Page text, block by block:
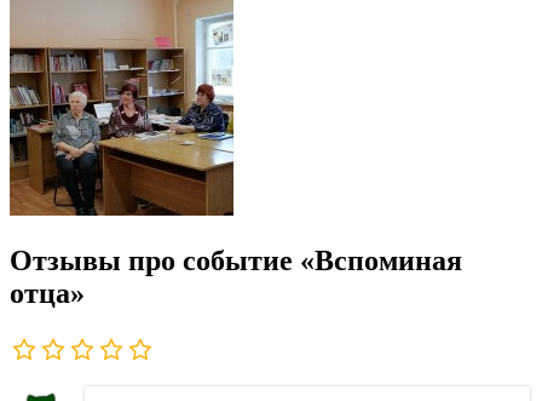
Отзывы про событие «Вспоминая
отца»